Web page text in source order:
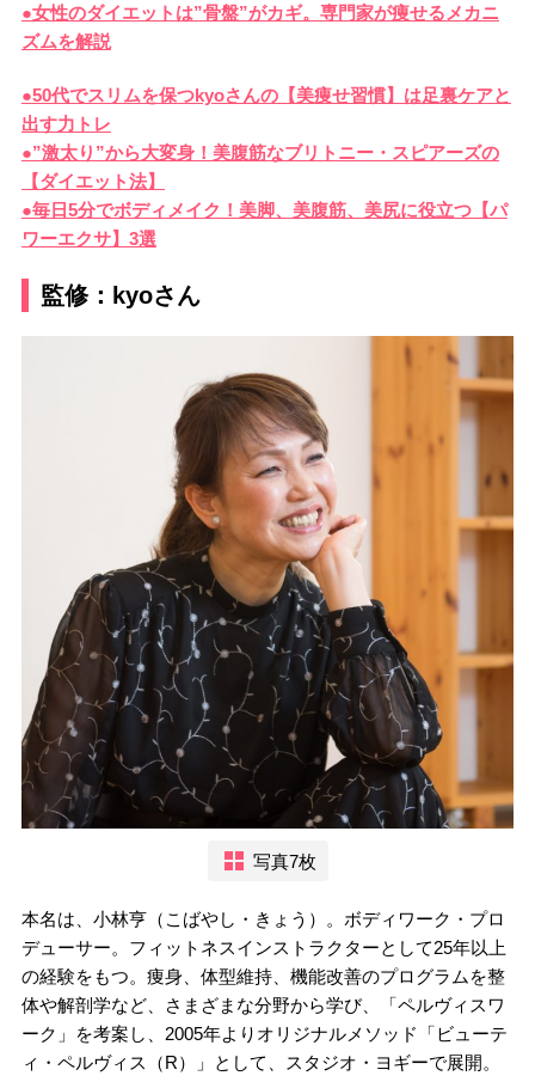
●女性のダイエットは”骨盤”がカギ。専門家が痩せるメカニ
ズムを解説
●50代でスリムを保つkyoさんの【美痩せ習慣】は足裏ケアと
出す力トレ
●”激太り”から大変身！美腹筋なブリトニー・スピアーズの
【ダイエット法】
●毎日5分でボディメイク！美脚、美腹筋、美尻に役立つ【パ
ワーエクサ】3選
監修：kyoさん
写真7枚
本名は、小林亨（こばやし・きょう）。ボディワーク・プロ
デューサー。フィットネスインストラクターとして25年以上
の経験をもつ。痩身、体型維持、機能改善のプログラムを整
体や解剖学など、さまざまな分野から学び、「ペルヴィスワ
ーク」を考案し、2005年よりオリジナルメソッド「ビューテ
ィ・ペルヴィス（R）」として、スタジオ・ヨギーで展開。